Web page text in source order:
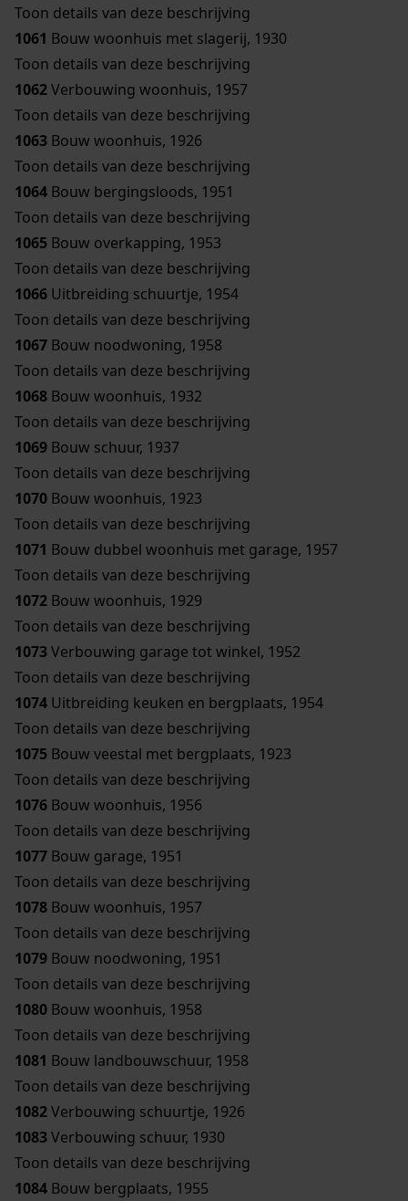
Toon details van deze beschrijving
1061 Bouw woonhuis met slagerij, 1930
Toon details van deze beschrijving
1062Verbouwing woonhuis, 1957
Toon details van deze beschrijving
1063 Bouw woonhuis, 1926
Toon details van deze beschrijving
1064 Bouw bergingsloods, 1951
Toon details van deze beschrijving
1065 Bouw overkapping, 1953
Toon details van deze beschrijving
1066 Uitbreiding schuurtje, 1954
Toon details van deze beschrijving
1067 Bouw noodwoning, 1958
Toon details van deze beschrijving
1068 Bouw woonhuis, 1932
Toon details van deze beschrijving
1069 Bouw schuur, 1937
Toon details van deze beschrijving
1070 Bouw woonhuis, 1923
Toon details van deze beschrijving
1071 Bouw dubbel woonhuis met garage, 1957
Toon details van deze beschrijving
1072 Bouw woonhuis, 1929
Toon details van deze beschrijving
1073Verbouwing garage tot winkel, 1952
Toon details van deze beschrijving
1074 Uitbreiding keuken en bergplaats, 1954
Toon details van deze beschrijving
1075 Bouw veestal met bergplaats, 1923
Toon details van deze beschrijving
1076 Bouw woonhuis, 1956
Toon details van deze beschrijving
1077 Bouw garage, 1951
Toon details van deze beschrijving
1078 Bouw woonhuis, 1957
Toon details van deze beschrijving
1079 Bouw noodwoning, 1951
Toon details van deze beschrijving
1080 Bouw woonhuis, 1958
Toon details van deze beschrijving
1081 Bouw landbouwschuur, 1958
Toon details van deze beschrijving
1082Verbouwing schuurtje, 1926
1083Verbouwing schuur, 1930
Toon details van deze beschrijving
1084 Bouw bergplaats, 1955